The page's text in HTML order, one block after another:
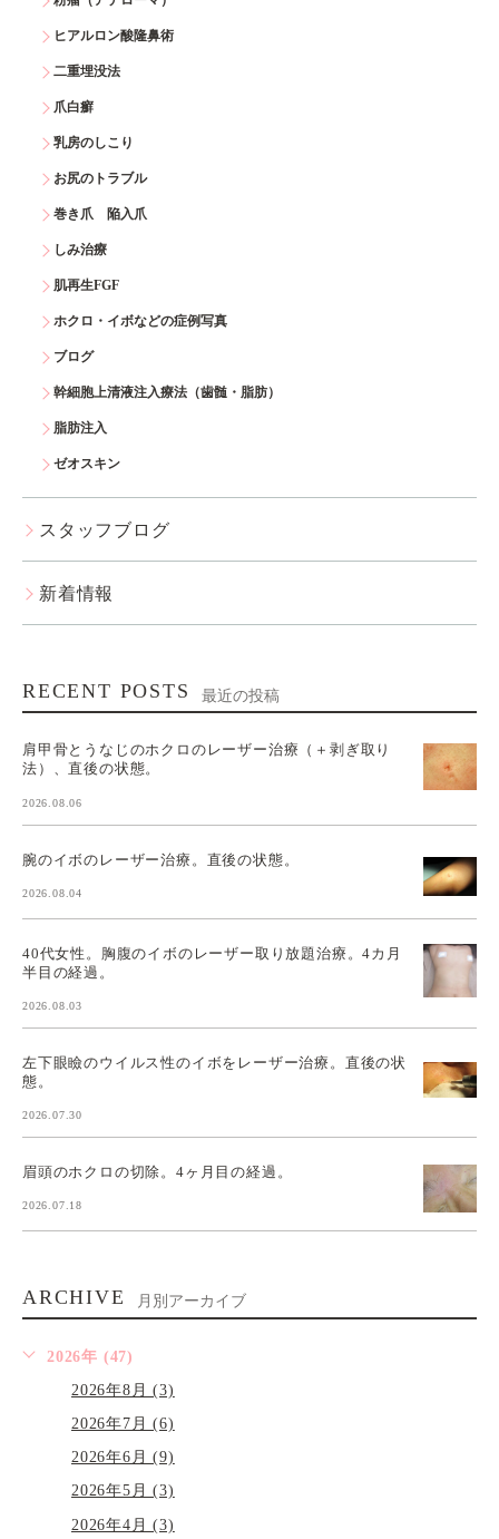
ヒアルロン酸隆鼻術
二重埋没法
爪白癬
乳房のしこり
お尻のトラブル
巻き爪 陥入爪
しみ治療
肌再生FGF
ホクロ・イボなどの症例写真
ブログ
幹細胞上清液注入療法（歯髄・脂肪）
脂肪注入
ゼオスキン
スタッフブログ
新着情報
RECENT POSTS 最近の投稿
肩甲骨とうなじのホクロのレーザー治療（＋剥ぎ取り
法）、直後の状態。
2026.08.06
腕のイボのレーザー治療。直後の状態。
2026.08.04
40代女性。胸腹のイボのレーザー取り放題治療。4カ月
半目の経過。
2026.08.03
左下眼瞼のウイルス性のイボをレーザー治療。直後の状
態。
2026.07.30
眉頭のホクロの切除。4ヶ月目の経過。
2026.07.18
ARCHIVE 月別アーカイブ
2026年 (47)
2026年8月 (3)
2026年7月 (6)
2026年6月 (9)
2026年5月 (3)
2026年4月 (3)